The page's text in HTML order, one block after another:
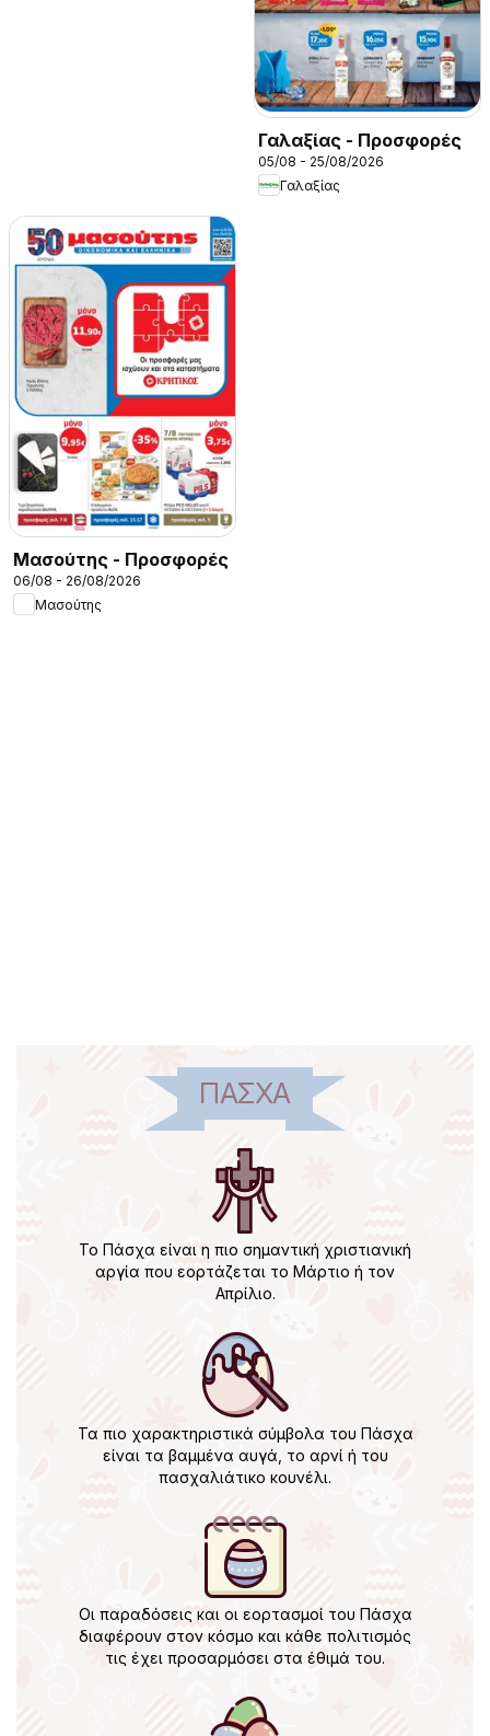
Γαλαξίας - Προσφορές
05/08 - 25/08/2026
Γαλαξίας
Μασούτης - Προσφορές
06/08 - 26/08/2026
Μασούτης
ΠΆΣΧΑ
Το Πάσχα είναι η πιο σημαντική χριστιανική
αργία που εορτάζεται το Μάρτιο ή τον
Απρίλιο.
Τα πιο χαρακτηριστικά σύμβολα του Πάσχα
είναι τα βαμμένα αυγά, το αρνί ή του
πασχαλιάτικο κουνέλι.
Οι παραδόσεις και οι εορτασμοί του Πάσχα
διαφέρουν στον κόσμο και κάθε πολιτισμός
τις έχει προσαρμόσει στα έθιμά του.